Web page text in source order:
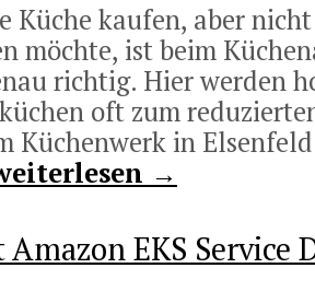
Küche kaufen, aber
möchte, ist beim
richtig. Hier werden
oft zum
Küchenwerk in
→
Amazon EKS Service